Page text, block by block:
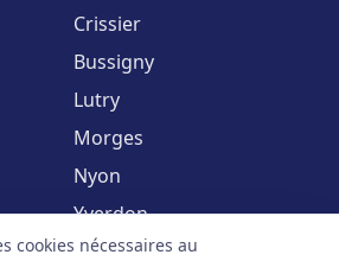
Crissier
Bussigny
Lutry
Morges
Nyon
Yverdon
cookies nécessaires au